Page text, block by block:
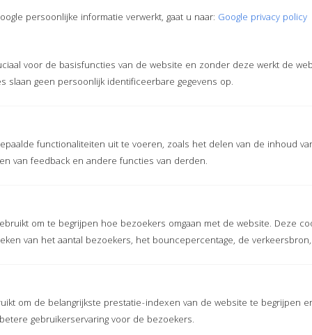
persoonlijke informatie verwerkt, gaat u naar: Google privacy policy
voor de basisfuncties van de website en zonder deze werkt de
slaan geen persoonlijk identificeerbare gegevens op.
functionaliteiten uit te voeren, zoals het delen van de inhoud
van feedback en andere functies van derden.
om te begrijpen hoe bezoekers omgaan met de website. Deze
van het aantal bezoekers, het bouncepercentage, de
om de belangrijkste prestatie-indexen van de website te begrijpen
gebruikerservaring voor de bezoekers.
Advies nodig?
aantallen?
OFFERTE
OVER JEBIMEX
sportmatten en speelmatten.